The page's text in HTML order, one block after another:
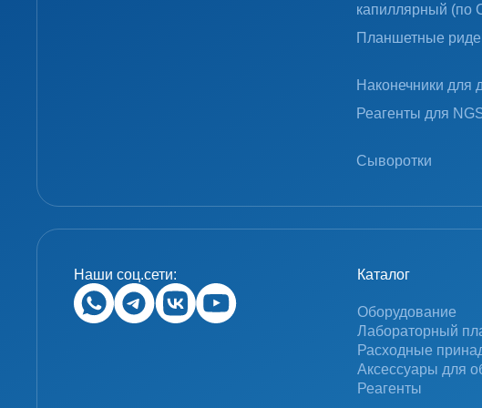
капиллярный (по
Планшетные
Наконечники для
Реагенты для
Сыворотки
Наши соц.сети: Каталог
Оборудование
Лабораторный
Расходные
Аксессуары для
Реагенты